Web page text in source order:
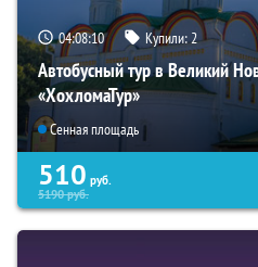
04:08:09 Купили:2
Автобусный тур в Великий
«ХохломаТур»
Сенная площадь
510 руб.
5190руб.